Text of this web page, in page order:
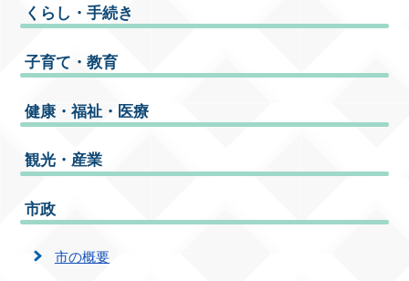
くらし・手続き
子育て・教育
健康・福祉・医療
観光・産業
市政
市の概要